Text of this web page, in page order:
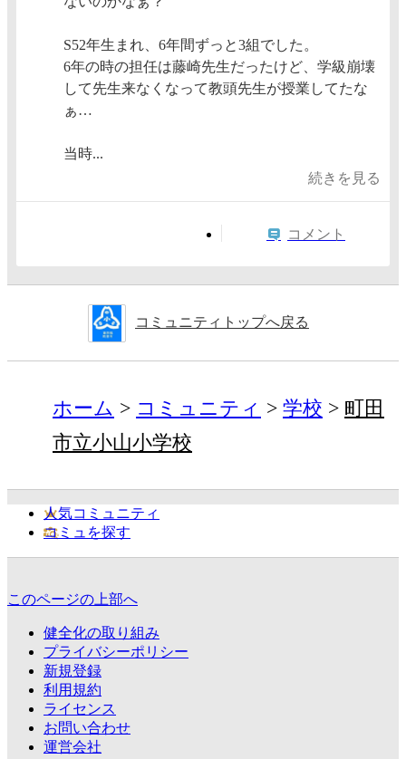
S52年生まれ、6年間ずっと3組でした。
6年の時の担任は藤崎先生だったけど、学級崩壊
して先生来なくなって教頭先生が授業してたな
ぁ…
当時...
続きを見る
コメント
コミュニティトップへ戻る
ホーム コミュニティ 学校
町田
市立小山小学校
人気コミュニティ
コミュを探す
このページの上部へ
健全化の取り組み
プライバシーポリシー
新規登録
利用規約
ライセンス
お問い合わせ
運営会社